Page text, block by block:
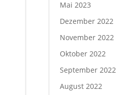
Mai 2023
Dezember 2022
November 2022
Oktober 2022
September 2022
August 2022